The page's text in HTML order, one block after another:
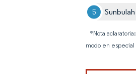
*Nota
modo en especial